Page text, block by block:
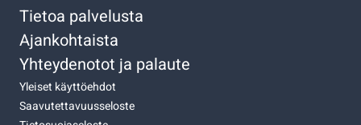
Tietoa palvelusta
Ajankohtaista
Yhteydenotot ja palaute
Yleiset käyttöehdot
Saavutettavuusseloste